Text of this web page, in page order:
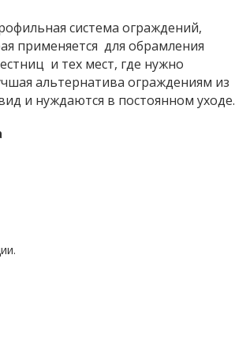
система ограждений,
применяется для обрамления
и тех мест, где нужно
альтернатива ограждениям из
и нуждаются в постоянном уходе.